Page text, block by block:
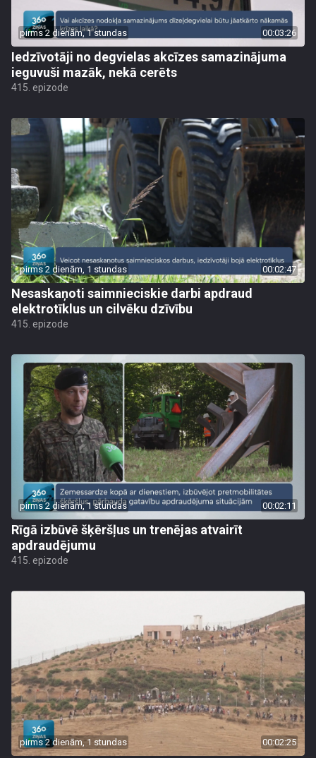
pirms 2 dienām, 1 stundas 00:03:26
Iedzīvotāji no degvielas akcīzes samazinājuma
ieguvuši mazāk, nekā cerēts
415. epizode
pirms 2 dienām, 1 stundas 00:02:47
Nesaskaņoti saimnieciskie darbi apdraud
elektrotīklus un cilvēku dzīvību
415. epizode
pirms 2 dienām, 1 stundas 00:02:11
Rīgā izbūvē šķēršļus un trenējas atvairīt
apdraudējumu
415. epizode
pirms 2 dienām, 1 stundas 00:02:25